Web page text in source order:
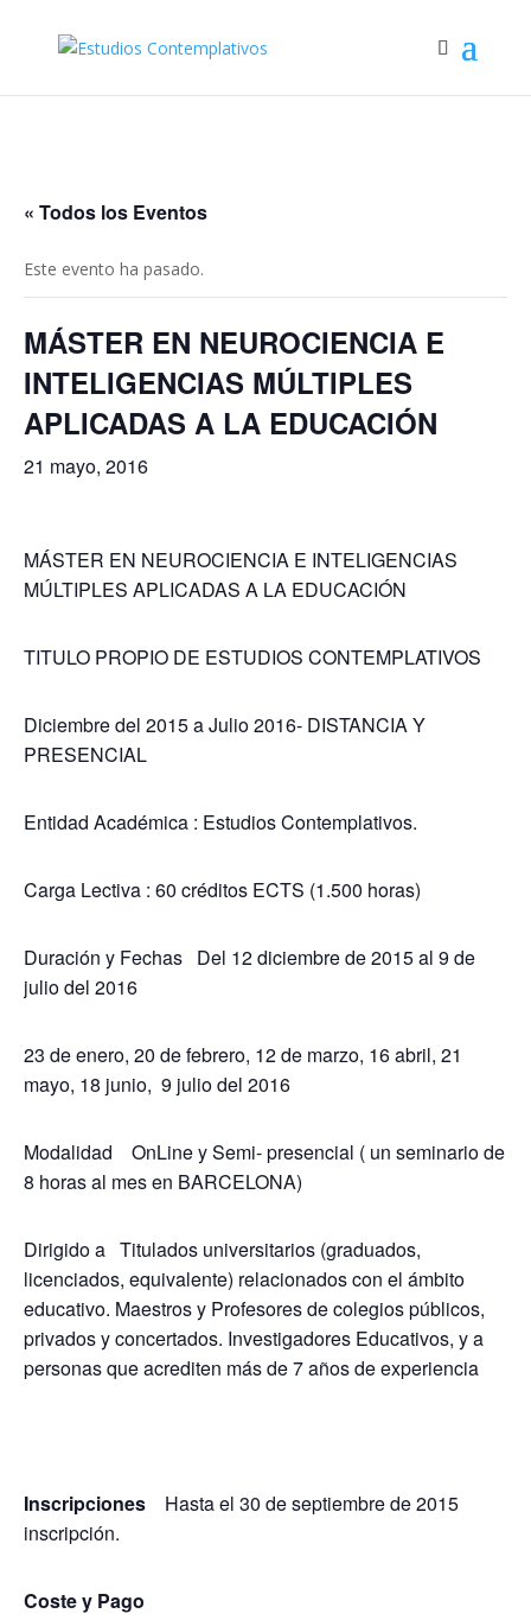
« Todos los Eventos
Este evento ha pasado.
MÁSTER EN NEUROCIENCIA E
INTELIGENCIAS MÚLTIPLES
APLICADAS A LA EDUCACIÓN
21 mayo, 2016
MÁSTER EN NEUROCIENCIA E INTELIGENCIAS
MÚLTIPLES APLICADAS A LA EDUCACIÓN
TITULO PROPIO DE ESTUDIOS CONTEMPLATIVOS
Diciembre del 2015 a Julio 2016- DISTANCIA Y
PRESENCIAL
Entidad Académica : Estudios Contemplativos.
Carga Lectiva : 60 créditos ECTS (1.500 horas)
Duración y Fechas Del 12 diciembre de 2015 al 9 de
julio del 2016
23 de enero, 20 de febrero, 12 de marzo, 16 abril, 21
mayo, 18 junio, 9 julio del 2016
Modalidad OnLine y Semi- presencial ( un seminario de
8 horas al mes en BARCELONA)
Dirigido a Titulados universitarios (graduados,
licenciados, equivalente) relacionados con el ámbito
educativo. Maestros y Profesores de colegios públicos,
privados y concertados. Investigadores Educativos, y a
personas que acrediten más de 7 años de experiencia
Inscripciones
Hasta el 30 de septiembre de 2015
inscripción.
Coste y Pago